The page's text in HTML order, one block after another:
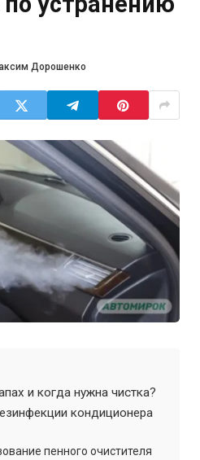
Дорошенко
и когда нужна чистка?
кондиционера
пенного очистителя